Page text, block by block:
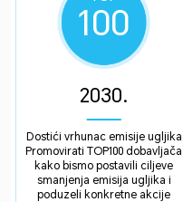
100
2030.
Dostići vrhunac emisije ugljika
Promovirati TOP100 dobavljača
kako bismo postavili ciljeve
smanjenja emisija ugljika i
poduzeli konkretne akcije